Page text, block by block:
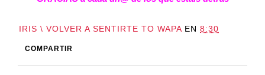
IRIS \ VOLVER A SENTIRTE TO WAPA EN 8:30
COMPARTIR